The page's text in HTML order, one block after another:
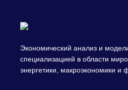
Экономический анализ и
специализацией в области
энергетики, макроэкономики и